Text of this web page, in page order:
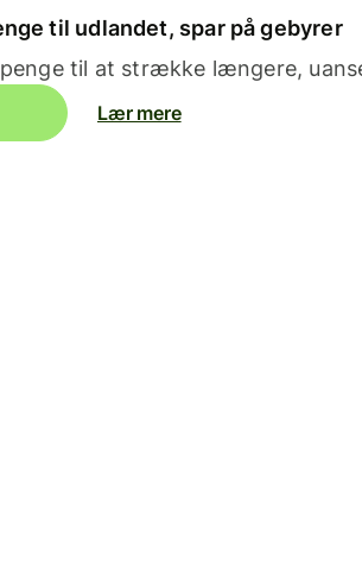
til udlandet, spar på gebyrer
penge til at strække længere,
Lær mere